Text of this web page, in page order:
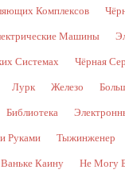
Комплексов
Машины
Системах Чёрная
Лурк Железо
Библиотека
Руками Тыжинженер
Каину Не Могу